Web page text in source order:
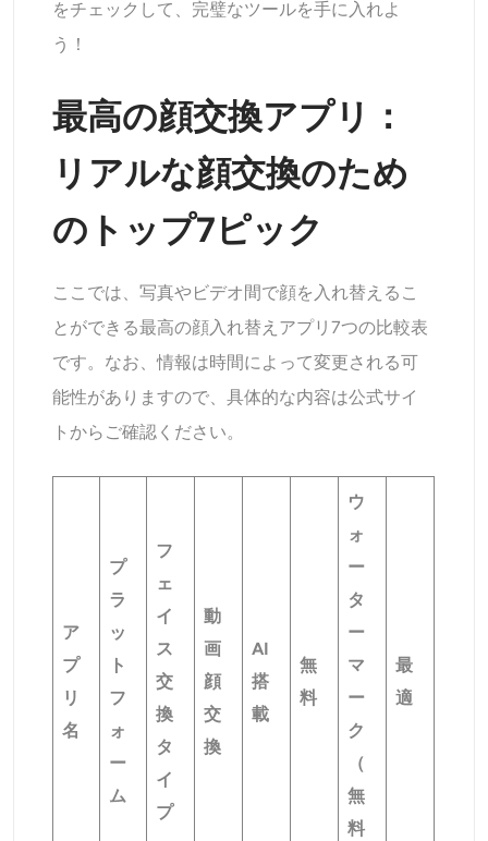
をチェックして、完璧なツールを手に入れよ
う！
最高の顔交換アプリ：
リアルな顔交換のため
のトップ7ピック
ここでは、写真やビデオ間で顔を入れ替えるこ
とができる最高の顔入れ替えアプリ7つの比較表
です。なお、情報は時間によって変更される可
能性がありますので、具体的な内容は公式サイ
トからご確認ください。
ア
プ
リ
名
プ
ラ
ッ
ト
フ
ォ
ー
ム
フ
ェ
イ
ス
交
換
タ
イ
プ
動
画
顔
交
換
AI
搭
載
無
料
ウ
ォ
ー
タ
ー
マ
ー
ク
（
無
料
最
適